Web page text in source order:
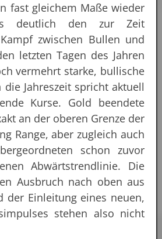
fast gleichem Maße wieder
deutlich den zur Zeit
zwischen Bullen und
letzten Tagen des Jahren
vermehrt starke, bullische
die Jahreszeit spricht aktuell
Kurse. Gold beendete
an der oberen Grenze der
Range, aber zugleich auch
schon zuvor
Abwärtstrendlinie. Die
Ausbruch nach oben aus
der Einleitung eines neuen,
stehen also nicht